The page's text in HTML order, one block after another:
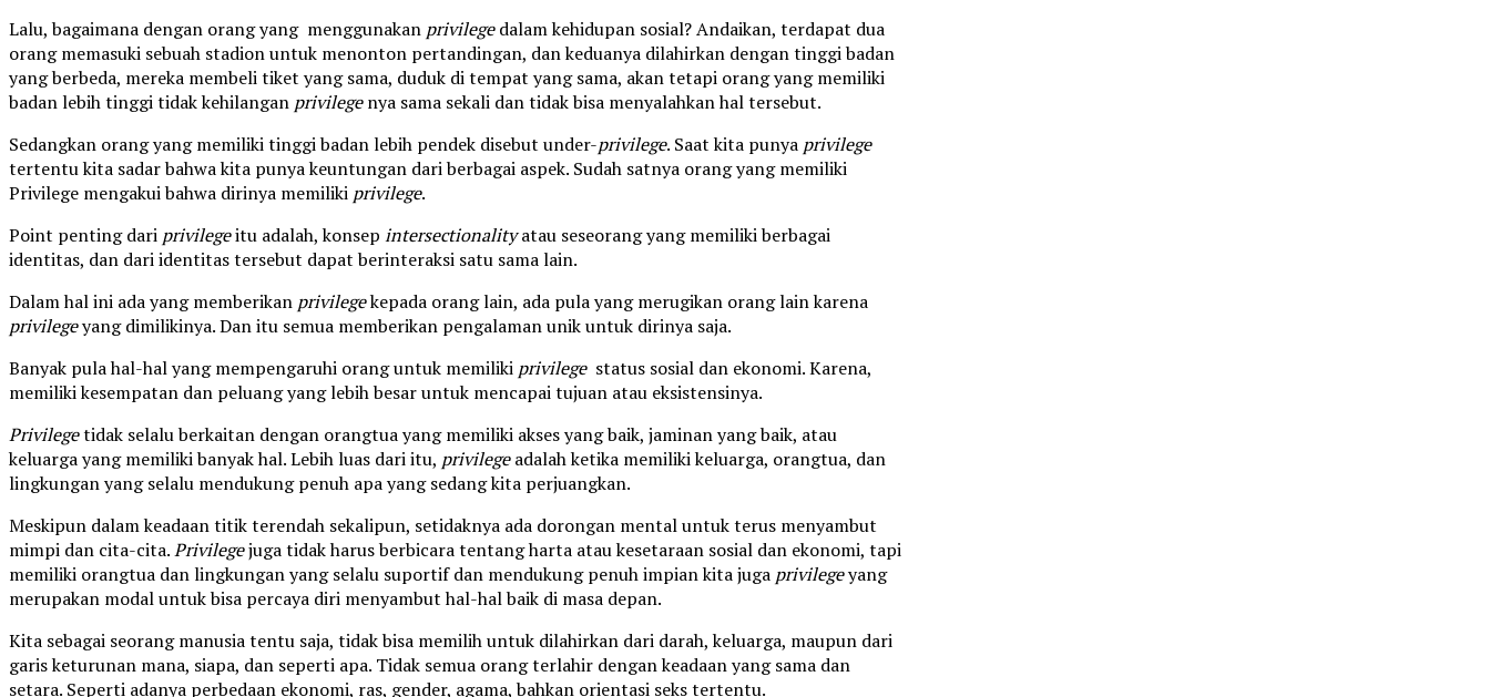
Lalu, bagaimana dengan orang yang menggunakan privilegedalam kehidupan sosial? Andaikan, terdapat dua
orang memasuki sebuah stadion untuk menonton pertandingan, dan keduanya dilahirkan dengan tinggi badan
yang berbeda, mereka membeli tiket yang sama, duduk di tempat yang sama, akan tetapi orang yang memiliki
badan lebih tinggi tidak kehilangan privilegenya sama sekali dan tidak bisa menyalahkan hal tersebut.
Sedangkan orang yang memiliki tinggi badan lebih pendek disebut under-privilege. Saat kita punya privilege
tertentu kita sadar bahwa kita punya keuntungan dari berbagai aspek. Sudah satnya orang yang memiliki
Privilege mengakui bahwa dirinya memiliki privilege.
Point penting dari privilegeitu adalah, konsep intersectionalityatau seseorang yang memiliki berbagai
identitas, dan dari identitas tersebut dapat berinteraksi satu sama lain.
Dalam hal ini ada yang memberikan privilegekepada orang lain, ada pula yang merugikan orang lain karena
privilegeyang dimilikinya. Dan itu semua memberikan pengalaman unik untuk dirinya saja.
Banyak pula hal-hal yang mempengaruhi orang untuk memiliki privilege status sosial dan ekonomi. Karena,
memiliki kesempatan dan peluang yang lebih besar untuk mencapai tujuan atau eksistensinya.
Privilegetidak selalu berkaitan dengan orangtua yang memiliki akses yang baik, jaminan yang baik, atau
keluarga yang memiliki banyak hal. Lebih luas dari itu, privilegeadalah ketika memiliki keluarga, orangtua, dan
lingkungan yang selalu mendukung penuh apa yang sedang kita perjuangkan.
Meskipun dalam keadaan titik terendah sekalipun, setidaknya ada dorongan mental untuk terus menyambut
mimpi dan cita-cita.Privilegejuga tidak harus berbicara tentang harta atau kesetaraan sosial dan ekonomi, tapi
memiliki orangtua dan lingkungan yang selalu suportif dan mendukung penuh impian kita juga privilegeyang
merupakan modal untuk bisa percaya diri menyambut hal-hal baik di masa depan.
Kita sebagai seorang manusia tentu saja, tidak bisa memilih untuk dilahirkan dari darah, keluarga, maupun dari
garis keturunan mana, siapa, dan seperti apa. Tidak semua orang terlahir dengan keadaan yang sama dan
setara. Seperti adanya perbedaan ekonomi, ras, gender, agama, bahkan orientasi seks tertentu.